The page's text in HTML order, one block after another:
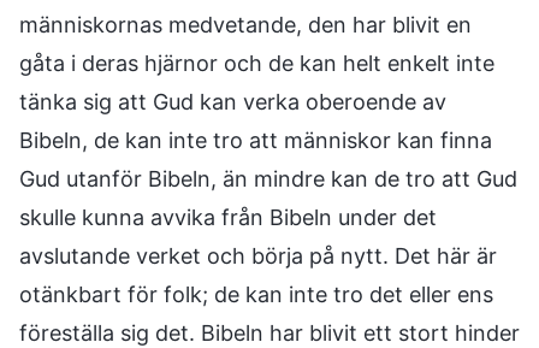
människornas medvetande, den har blivit en
gåta i deras hjärnor och de kan helt enkelt inte
tänka sig att Gud kan verka oberoende av
Bibeln, de kan inte tro att människor kan finna
Gud utanför Bibeln, än mindre kan de tro att Gud
skulle kunna avvika från Bibeln under det
avslutande verket och börja på nytt. Det här är
otänkbart för folk; de kan inte tro det eller ens
föreställa sig det. Bibeln har blivit ett stort hinder